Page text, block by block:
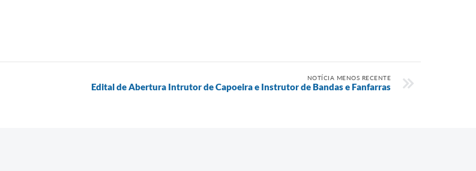
NOTÍCIA MENOS RECENTE
Edital de Abertura Intrutor de Capoeira e Instrutor de Bandas e Fanfarras